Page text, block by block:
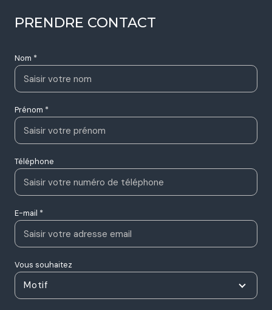
PRENDRE CONTACT
Nom *
Prénom *
Téléphone
E-mail *
Vous souhaitez